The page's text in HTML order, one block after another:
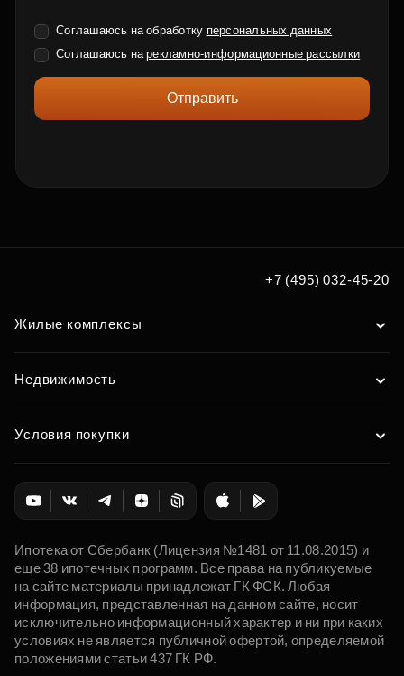
Соглашаюсь на обработку персональных данных
Соглашаюсь нарекламно-информационные рассылки
Отправить
+7 (495) 032-45-20
Жилые комплексы
Недвижимость
Условия покупки
Ипотека от Сбербанк (Лицензия №1481 от 11.08.2015) и
еще 38 ипотечных программ. Все права на публикуемые
на сайте материалы принадлежат ГК ФСК. Любая
информация, представленная на данном сайте, носит
исключительно информационный характер и ни при каких
условиях не является публичной офертой, определяемой
положениями статьи 437 ГК РФ.